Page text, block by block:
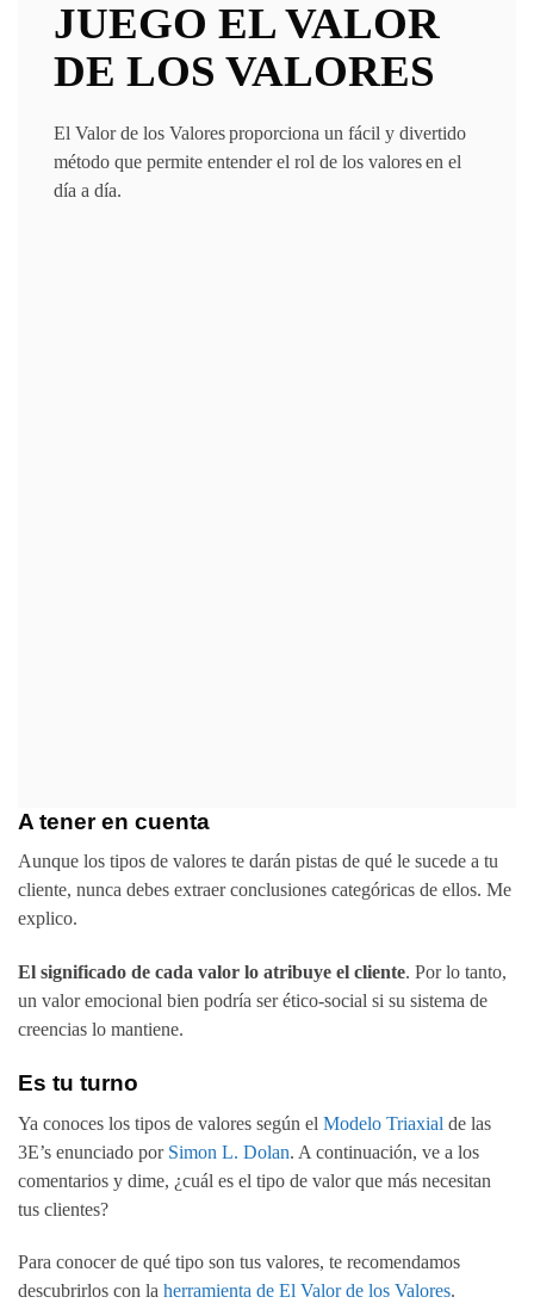
JUEGO EL VALOR
DE LOS VALORES
El Valor de los Valores proporciona un fácil y divertido
método que permite entender el rol de los valores en el
día a día.
A tener en cuenta
Aunque los tipos de valores te darán pistas de qué le sucede a tu
cliente, nunca debes extraer conclusiones categóricas de ellos. Me
explico.
El significado de cada valor lo atribuye el cliente. Por lo tanto,
un valor emocional bien podría ser ético-social si su sistema de
creencias lo mantiene.
Es tu turno
Ya conoces los tipos de valores según el Modelo Triaxial de las
3E’s enunciado por Simon L. Dolan. A continuación, ve a los
comentarios y dime, ¿cuál es el tipo de valor que más necesitan
tus clientes?
Para conocer de qué tipo son tus valores, te recomendamos
descubrirlos con la herramienta de El Valor de los Valores.